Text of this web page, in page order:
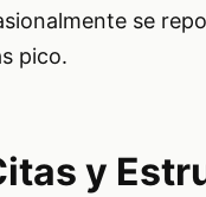
se
pico.
y